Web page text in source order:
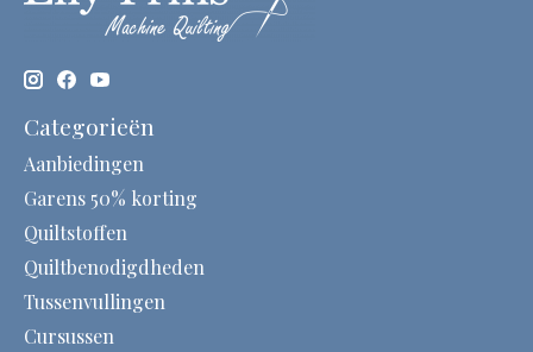
Categorieën
Aanbiedingen
Garens 50% korting
Quiltstoffen
Quiltbenodigdheden
Tussenvullingen
Cursussen